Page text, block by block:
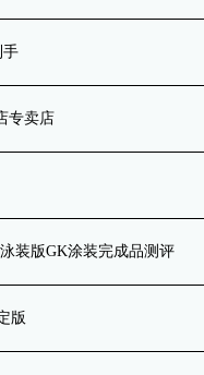
手
专卖店
装版GK涂装完成品测评
版